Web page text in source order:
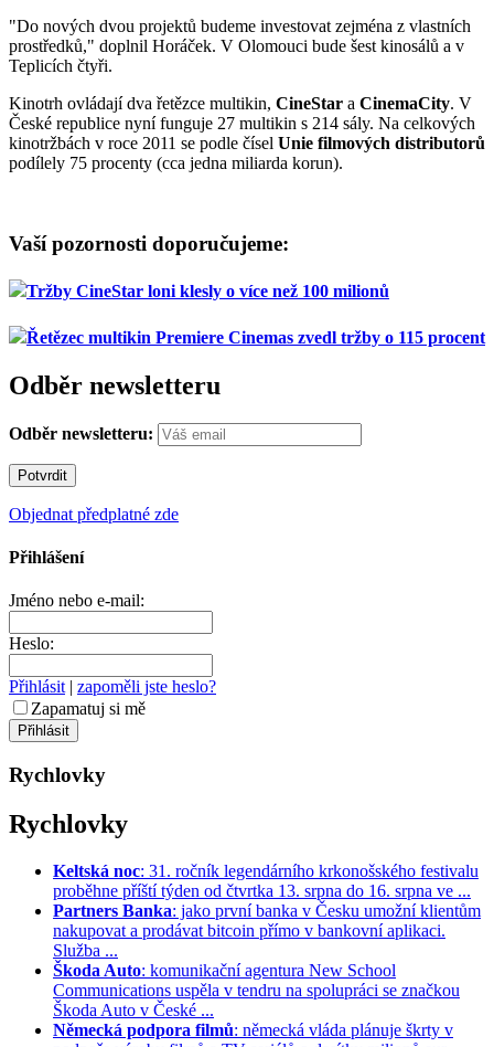
"Do nových dvou projektů budeme investovat zejména z vlastních
prostředků," doplnil Horáček. V Olomouci bude šest kinosálů a v
Teplicích čtyři.
Kinotrh ovládají dva řetězce multikin, CineStar a CinemaCity. V
České republice nyní funguje 27 multikin s 214 sály. Na celkových
kinotržbách v roce 2011 se podle čísel Unie filmových distributorů
podílely 75 procenty (cca jedna miliarda korun).
Vaší pozornosti doporučujeme:
Tržby CineStar loni klesly o více než 100 milionů
Řetězec multikin Premiere Cinemas zvedl tržby o 115 procent
Odběr newsletteru
Odběr newsletteru:
Objednat předplatné zde
Přihlášení
Jméno nebo e-mail:
Heslo:
Přihlásit | zapoměli jste heslo?
Zapamatuj si mě
Rychlovky
Rychlovky
Keltská noc: 31. ročník legendárního krkonošského festivalu
proběhne příští týden od čtvrtka 13. srpna do 16. srpna ve ...
Partners Banka: jako první banka v Česku umožní klientům
nakupovat a prodávat bitcoin přímo v bankovní aplikaci.
Služba ...
Škoda Auto: komunikační agentura New School
Communications uspěla v tendru na spolupráci se značkou
Škoda Auto v České ...
Německá podpora filmů: německá vláda plánuje škrty v